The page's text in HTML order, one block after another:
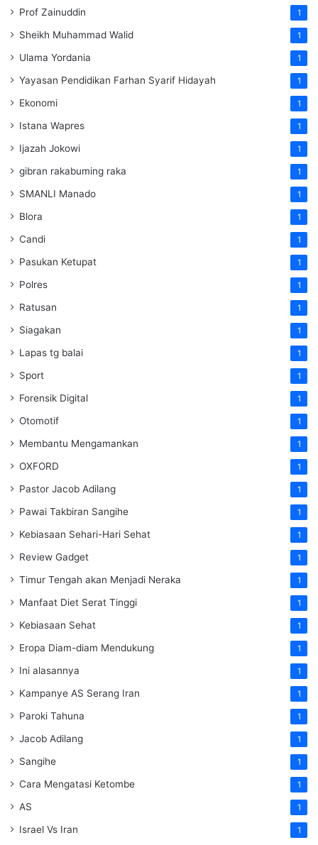
Prof Zainuddin 1
Sheikh Muhammad Walid 1
Ulama Yordania 1
Yayasan Pendidikan Farhan Syarif Hidayah 1
Ekonomi 1
Istana Wapres 1
Ijazah Jokowi 1
gibran rakabuming raka 1
SMANLI Manado 1
Blora 1
Candi 1
Pasukan Ketupat 1
Polres 1
Ratusan 1
Siagakan 1
Lapas tg balai 1
Sport 1
Forensik Digital 1
Otomotif 1
Membantu Mengamankan 1
OXFORD 1
Pastor Jacob Adilang 1
Pawai Takbiran Sangihe 1
Kebiasaan Sehari-Hari Sehat 1
Review Gadget 1
Timur Tengah akan Menjadi Neraka 1
Manfaat Diet Serat Tinggi 1
Kebiasaan Sehat 1
Eropa Diam-diam Mendukung 1
Ini alasannya 1
Kampanye AS Serang Iran 1
Paroki Tahuna 1
Jacob Adilang 1
Sangihe 1
Cara Mengatasi Ketombe 1
AS 1
Israel Vs Iran 1